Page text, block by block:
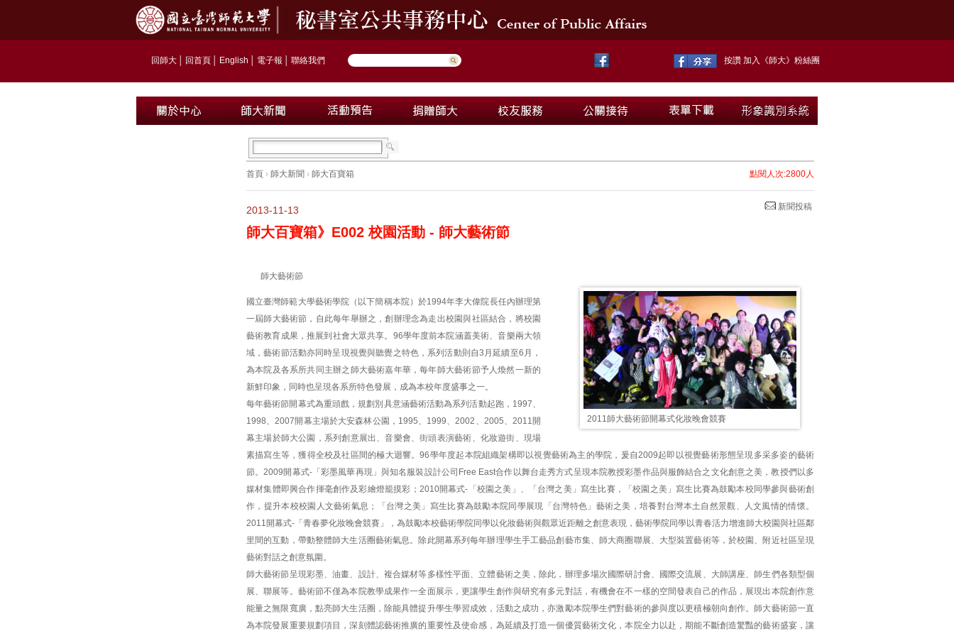
回師大 回首頁 English 電子報 聯絡我們 按讚 加入《師大》粉絲團
首頁 › 師大新聞 › 師大百寶箱 點閱人次:2800人
新聞投稿
2013-11-13
師大百寶箱》E002 校園活動 - 師大藝術節
2011師大藝術節開幕式化妝晚會競賽
師大藝術節
國立臺灣師範大學藝術學院（以下簡稱本院）於1994年李大偉院長任內辦理第
一屆師大藝術節，自此每年舉辦之，創辦理念為走出校園與社區結合，將校園
藝術教育成果，推展到社會大眾共享。96學年度前本院涵蓋美術、音樂兩大領
域，藝術節活動亦同時呈現視覺與聽覺之特色，系列活動則自3月延續至6月，
為本院及各系所共同主辦之師大藝術嘉年華，每年師大藝術節予人煥然一新的
新鮮印象，同時也呈現各系所特色發展，成為本校年度盛事之一。
每年藝術節開幕式為重頭戲，規劃別具意涵藝術活動為系列活動起跑，1997、
1998、2007開幕主場於大安森林公園，1995、1999、2002、2005、2011開
幕主場於師大公園，系列創意展出、音樂會、街頭表演藝術、化妝遊街、現場
素描寫生等，獲得全校及社區間的極大迴響。96學年度起本院組織架構即以視覺藝術為主的學院，爰自2009起即以視覺藝術形態呈現多采多姿的藝術
節。2009開幕式-「彩墨風華再現」與知名服裝設計公司Free East合作以舞台走秀方式呈現本院教授彩墨作品與服飾結合之文化創意之美，教授們以多
媒材集體即興合作揮毫創作及彩繪燈籠摸彩；2010開幕式-「校園之美」、「台灣之美」寫生比賽，「校園之美」寫生比賽為鼓勵本校同學參與藝術創
作，提升本校校園人文藝術氣息；「台灣之美」寫生比賽為鼓勵本院同學展現「台灣特色」藝術之美，培養對台灣本土自然景觀、人文風情的情懷。
2011開幕式-「青春夢化妝晚會競賽」，為鼓勵本校藝術學院同學以化妝藝術與觀眾近距離之創意表現，藝術學院同學以青春活力增進師大校園與社區鄰
里間的互動，帶動整體師大生活圈藝術氣息。除此開幕系列每年辦理學生手工藝品創藝市集、師大商圈聯展、大型裝置藝術等，於校園、附近社區呈現
藝術對話之創意氛圍。
師大藝術節呈現彩墨、油畫、設計、複合媒材等多樣性平面、立體藝術之美，除此，辦理多場次國際研討會、國際交流展、大師講座、師生們各類型個
展、聯展等。藝術節不僅為本院教學成果作一全面展示，更讓學生創作與研究有多元對話，有機會在不一樣的空間發表自己的作品，展現出本院創作意
能量之無限寬廣，點亮師大生活圈，除能具體提升學生學習成效，活動之成功，亦激勵本院學生們對藝術的參與度以更積極朝向創作。師大藝術節一直
為本院發展重要規劃項目，深刻體認藝術推廣的重要性及使命感，為延續及打造一個優質藝術文化，本院全力以赴，期能不斷創造驚豔的藝術盛宴，讓